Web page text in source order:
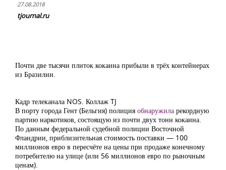
27.08.2018
tjournal.ru
Почти две тысячи плиток кокаина прибыли в трёх контейнерах
из Бразилии.
Кадр телеканала NOS. Коллаж TJ
В порту города Гент (Бельгия) полиция обнаружила рекордную
партию наркотиков, состоящую из почти двух тонн кокаина.
По данным федеральной судебной полиции Восточной
Фландрии, приблизительная стоимость поставки — 100
миллионов евро в пересчёте на цены при продаже конечному
потребителю на улице (или 56 миллионов евро по рыночным
ценам).